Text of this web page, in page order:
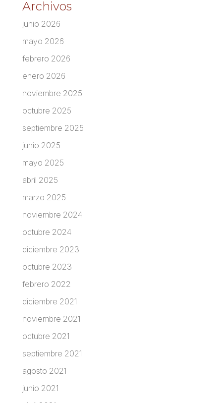
Archivos
junio 2026
mayo 2026
febrero 2026
enero 2026
noviembre 2025
octubre 2025
septiembre 2025
junio 2025
mayo 2025
abril 2025
marzo 2025
noviembre 2024
octubre 2024
diciembre 2023
octubre 2023
febrero 2022
diciembre 2021
noviembre 2021
octubre 2021
septiembre 2021
agosto 2021
junio 2021